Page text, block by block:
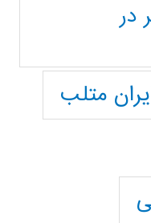
در
متلب